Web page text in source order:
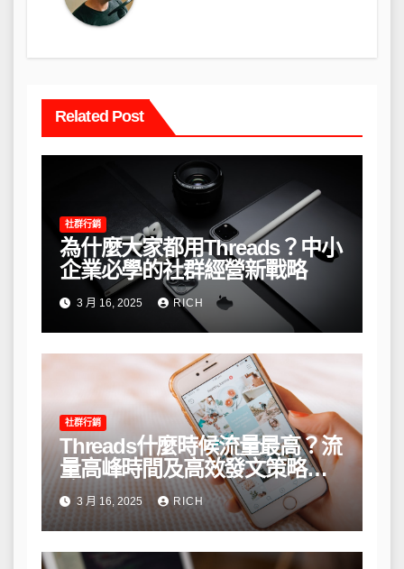
Related Post
社群行銷
為什麼大家都用Threads？中小
企業必學的社群經營新戰略
3 月 16, 2025 RICH
社群行銷
Threads什麼時候流量最高？流
量高峰時間及高效發文策略攻
略3 月 16, 2025 RICH